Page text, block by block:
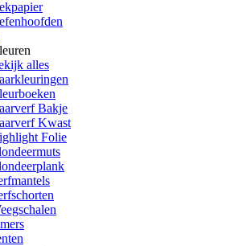
alles
Bakje
Kwast
Folie